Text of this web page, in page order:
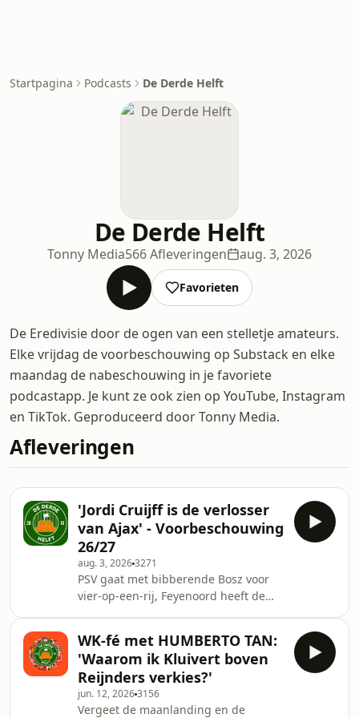
Startpagina Podcasts De Derde Helft
De Derde Helft
Tonny Media566 Afleveringen aug. 3, 2026
Favorieten
De Eredivisie door de ogen van een stelletje amateurs.
Elke vrijdag de voorbeschouwing op Substack en elke
maandag de nabeschouwing in je favoriete
podcastapp. Je kunt ze ook zien op YouTube, Instagram
en TikTok. Geproduceerd door Tonny Media.
Afleveringen
'Jordi Cruijff is de verlosser
van Ajax' - Voorbeschouwing
26/27
aug. 3, 20263271
PSV gaat met bibberende Bosz voor
vier-op-een-rij, Feyenoord heeft de
Cruijffiaans roulette. Verder is het
Staalvlechter Dick tegen Tata Steel
Telstar, kijkt iedereen bij ADO
&lsquo;eit&rsquo; of
&lsquo;uit&rsquo; naar weer een
WK-fé met HUMBERTO TAN:
'Waarom ik Kluivert boven
Reijnders verkies?'
jun. 12, 20263156
Vergeet de maanlanding en de